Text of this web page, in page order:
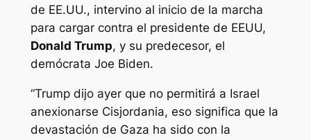
de EE.UU., intervino al inicio de la marcha
para cargar contra el presidente de EEUU,
Donald Trump, y su predecesor, el
demócrata Joe Biden.
“Trump dijo ayer que no permitirá a Israel
anexionarse Cisjordania, eso significa que la
devastación de Gaza ha sido con la